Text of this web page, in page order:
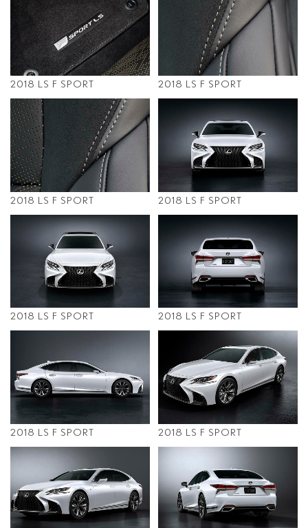
2018 LS F SPORT 2018 LS F SPORT
2018 LS F SPORT 2018 LS F SPORT
2018 LS F SPORT 2018 LS F SPORT
2018 LS F SPORT 2018 LS F SPORT